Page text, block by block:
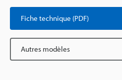
Fiche technique (PDF)
Autres modèles